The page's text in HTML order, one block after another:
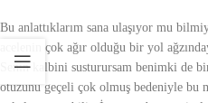
Bu anlattıklarım sana ulaşıyor mu
acelenin çok ağır olduğu bir yol
Senin kalbini susturursam benimki de
otuzunu geçeli çok olmuş bedeniyle bu